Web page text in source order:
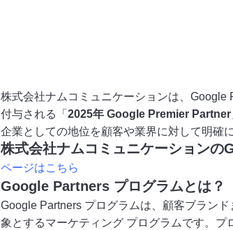
株式会社ナムコミュニケーションは、
付与される「 2025年 Google Premier Partner
企業としての地位を顧客や業界に対して明確
株式会社ナムコミュニケーション
ページはこちら
Google Partners プログラムとは？
Google Partners プログラムは、顧客ブラン
象とするマーケティング プログラムです。